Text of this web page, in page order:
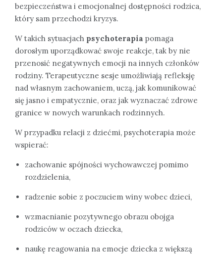
bezpieczeństwa i emocjonalnej dostępności rodzica,
który sam przechodzi kryzys.
W takich sytuacjach psychoterapia pomaga
dorosłym uporządkować swoje reakcje, tak by nie
przenosić negatywnych emocji na innych członków
rodziny. Terapeutyczne sesje umożliwiają refleksję
nad własnym zachowaniem, uczą, jak komunikować
się jasno i empatycznie, oraz jak wyznaczać zdrowe
granice w nowych warunkach rodzinnych.
W przypadku relacji z dziećmi, psychoterapia może
wspierać:
zachowanie spójności wychowawczej pomimo
rozdzielenia,
radzenie sobie z poczuciem winy wobec dzieci,
wzmacnianie pozytywnego obrazu obojga
rodziców w oczach dziecka,
naukę reagowania na emocje dziecka z większą